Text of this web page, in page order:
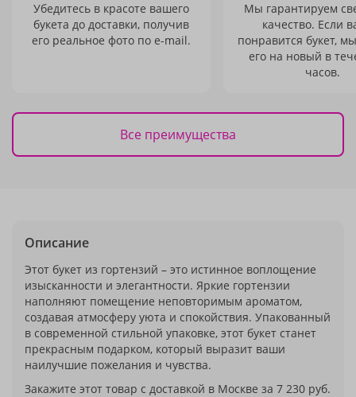
Убедитесь в красоте вашего
букета до доставки, получив
его реальное фото по e-mail.
Мы гарантируем
качество. Если
понравится букет,
его на новый в
часов.
Все преимущества
Описание
Этот букет из гортензий – это истинное воплощение
изысканности и элегантности. Яркие гортензии
наполняют помещение неповторимым ароматом,
создавая атмосферу уюта и спокойствия. Упакованный
в современной стильной упаковке, этот букет станет
прекрасным подарком, который выразит ваши
наилучшие пожелания и чувства.
Закажите этот товар с доставкой в Москве за 7 230 руб.